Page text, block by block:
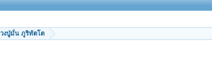
งปู่มั่น ภูริทัตโต